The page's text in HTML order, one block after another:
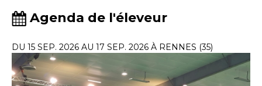
Agenda de l'éleveur
DU 15 SEP. 2026 AU 17 SEP. 2026 À RENNES (35)